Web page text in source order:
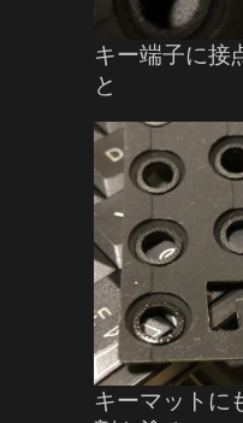
キー端子に接
と
キーマットに